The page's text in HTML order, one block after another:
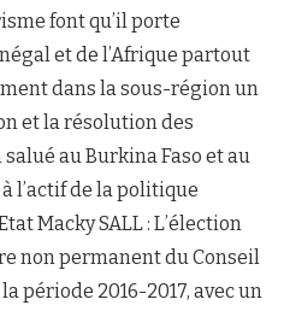
font qu’il porte
et de l’Afrique partout
dans la sous-région un
et la résolution des
au Burkina Faso et au
l’actif de la politique
Macky SALL : L’élection
non permanent du Conseil
période 2016-2017, avec un